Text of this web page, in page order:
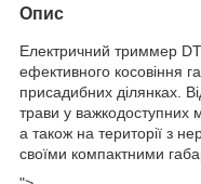
Опис
Електричний триммер
ефективного косовіння
присадибних ділянках.
трави у важкодоступних
а також на території з
своїми компактними